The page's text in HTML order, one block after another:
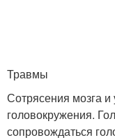
Травмы
Сотрясения мозга
головокружения.
сопровождаться